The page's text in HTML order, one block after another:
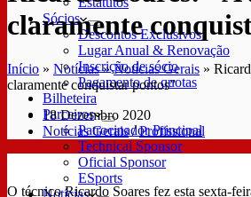
Sócios
Descontos Exclusivos
Lugar Anual & Renovação
Inscrição de sócio
Pagamento de quotas
Bilheteira
Parceiros
Patrocinador Principal
Technical Sponsor
Oficial Sponsor
ESports
Notícias
claramente
Início » Notícias»Notícias Gerais »
claramente conquistar pontos”
18 Dezembro 2020
Notícias Gerais/Profissional
O técnico Ricardo Soares fez esta sexta-